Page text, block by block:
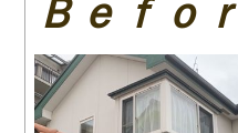
Ｂｅｆｏ